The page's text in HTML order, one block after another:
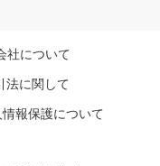
社について
法に関して
情報保護について